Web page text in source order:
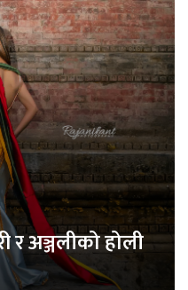
र अञ्जलीको होली